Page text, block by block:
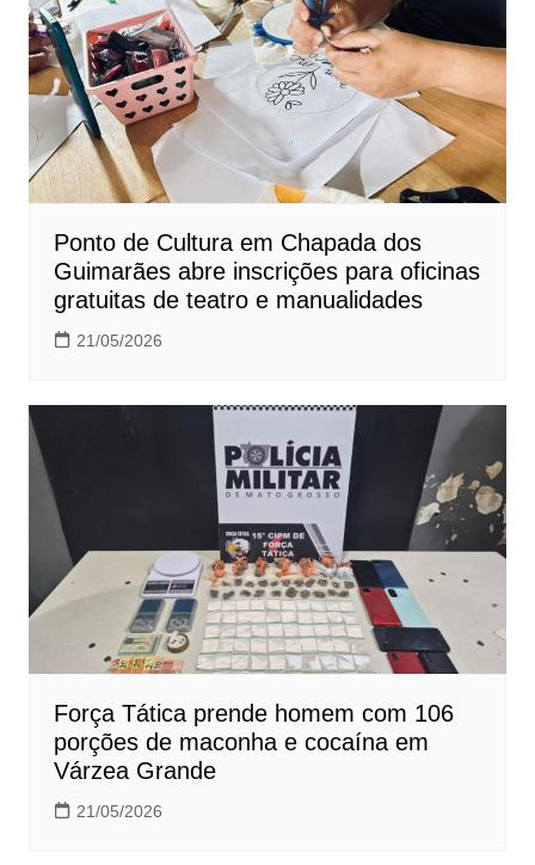
Ponto de Cultura em Chapada dos
Guimarães abre inscrições para oficinas
gratuitas de teatro e manualidades
21/05/2026
Força Tática prende homem com 106
porções de maconha e cocaína em
Várzea Grande
21/05/2026